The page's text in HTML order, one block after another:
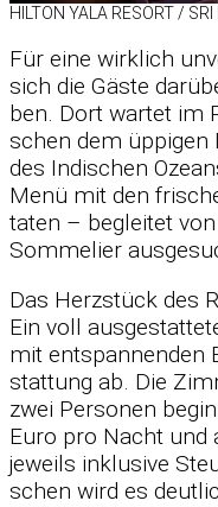
HIL­TON YALA RE­SORT /​
Für eine wirk­lich
sich die Gäste
ben. Dort war­tet im
schen dem üp­pi­gen
des In­di­schen
Menü mit den
ta­ten – be­glei­tet
Som­me­lier
Das Herz­stück des
Ein voll
mit ent­span­nen­den
stat­tung ab. Die
zwei Per­so­nen
Euro pro Nacht und
je­weils in­klu­sive
schen wird es